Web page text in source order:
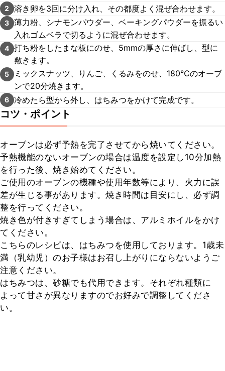
2 溶き卵を3回に分け入れ、その都度よく混ぜ合わせます。
3 薄力粉、シナモンパウダー、ベーキングパウダーを振るい
入れゴムベラで切るように混ぜ合わせます。
4 打ち粉をしたまな板にのせ、5mmの厚さに伸ばし、型に
敷きます。
5
ミックスナッツ、りんご、くるみをのせ、180℃のオーブ
ンで20分焼きます。
6 冷めたら型から外し、はちみつをかけて完成です。
コツ・ポイント
オーブンは必ず予熱を完了させてから焼いてください。
予熱機能のないオーブンの場合は温度を設定し10分加熱
を行った後、焼き始めてください。
ご使用のオーブンの機種や使用年数等により、火力に誤
差が生じる事があります。焼き時間は目安にし、必ず調
整を行ってください。
焼き色が付きすぎてしまう場合は、アルミホイルをかけ
てください。
こちらのレシピは、はちみつを使用しております。1歳未
満（乳幼児）のお子様はお召し上がりにならないようご
注意ください。
はちみつは、砂糖でも代用できます。それぞれ種類に
よって甘さが異なりますのでお好みで調整してくださ
い。